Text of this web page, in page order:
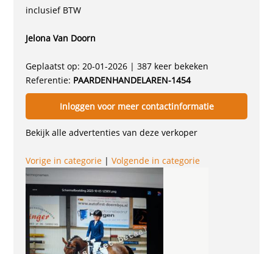
inclusief BTW
Jelona Van Doorn
Geplaatst op: 20-01-2026 | 387 keer bekeken
Referentie: PAARDENHANDELAREN-1454
Inloggen voor meer contactinformatie
Bekijk alle advertenties van deze verkoper
Vorige in categorie |Volgende in categorie